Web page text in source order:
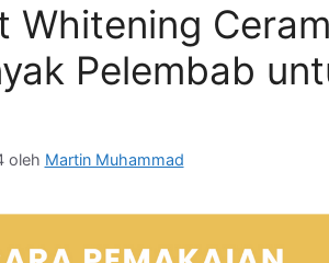
Whitening
Pelembab
oleh Martin Muhammad